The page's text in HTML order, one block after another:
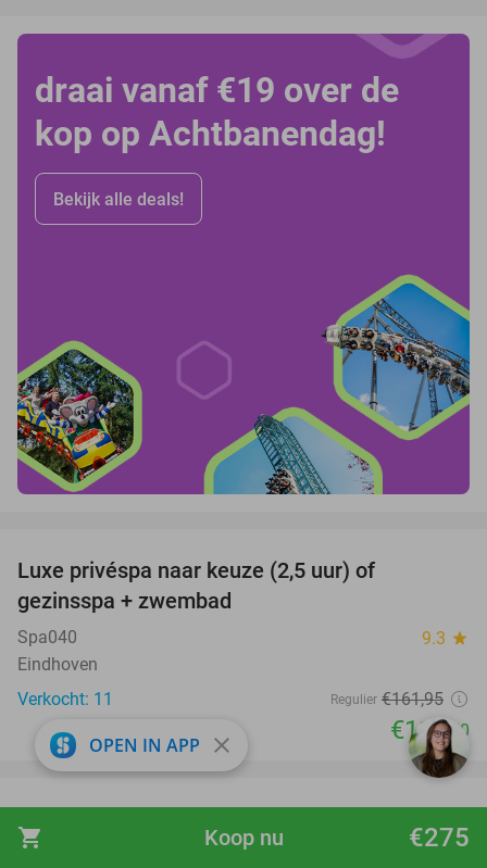
shopping_cart €275
Koop nu
draai vanaf €19 over de
kop op Achtbanendag!
Bekijk alle deals!
Luxe privéspa naar keuze (2,5 uur) of
gezinsspa + zwembad
Spa040 9.3 star
Eindhoven
Verkocht: 11
Regulier €161,95
€119,50
36%
favorite_border
Dolfinarium
OPEN IN APP close